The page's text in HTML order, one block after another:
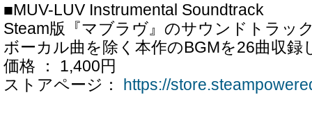
■MUV-LUV Instrumental Soundtrack
Steam版『マブラヴ』のサウンドトラッ
ボーカル曲を除く本作のBGMを26曲収録
価格 ： 1,400円
ストアページ：
https://